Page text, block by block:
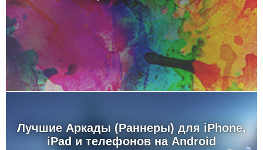
Лучшие Аркады (Раннеры) для iPhone,
iPad и телефонов на Android